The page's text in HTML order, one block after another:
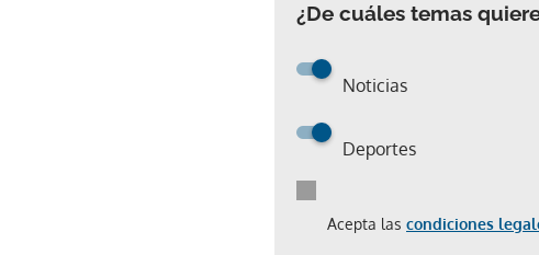
¿De cuáles temas
Noticias
Deportes
Acepta las condiciones